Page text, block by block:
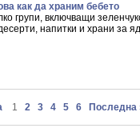
как да храним бебето
групи, включващи
напитки и храни за
1 2 3 4 5 6 Последна